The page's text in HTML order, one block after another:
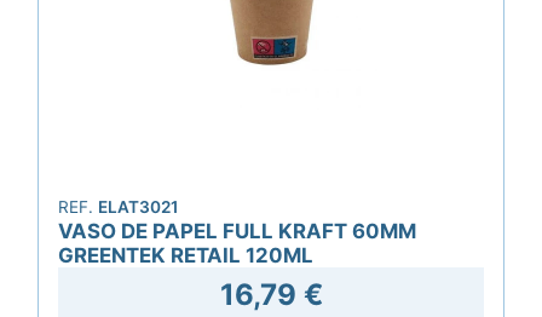
REF. ELAT3021
VASO DE PAPEL FULL KRAFT 60MM
GREENTEK RETAIL 120ML
16,79 €